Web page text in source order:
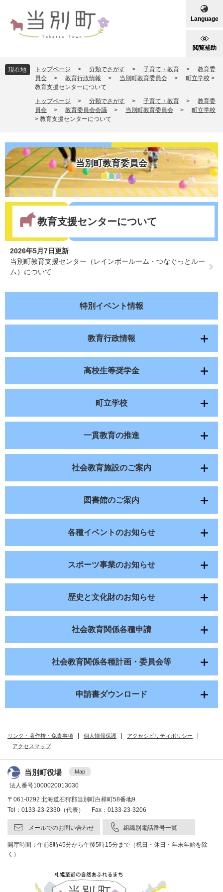
でば
Language
閲覧補助
現在地 トップページ > 分類でさがす > 子育て・教育 >
教育委
員会
> 教育行政情報 > 当別町教育委員会 > 町立学校 >
教育支援センターについて
トップページ
> 分類でさがす > 子育て・教育 >
教育委
員会
> 教育委員会会議 > 当別町教育委員会 >
町立学校
> 教育支援センターについて
当別町教育委員会
教育支援センターについて
2026年5月7日更新
当別町教育支援センター（レインボールーム・つなぐっとルー
ム）について
特別イベント情報
教育行政情報
高校生等奨学金
町立学校
一貫教育の推進
社会教育施設のご案内
図書館のご案内
各種イベントのお知らせ
スポーツ事業のお知らせ
歴史と文化財のお知らせ
社会教育関係各種申請
社会教育関係各種計画・委員会等
申請書ダウンロード
リンク・著作権・免責事項 個人情報保護
アクセシビリティポリシー
アクセスマップ
当別町役場 Map
法人番号1000020013030
〒061-0292 北海道石狩郡当別町白樺町58番地9
Tel：0133-23-2330（代表） Fax：0133-23-3206
メールでのお問い合わせ 組織別電話番号一覧
開庁時間：午前8時45分から午後5時15分まで（祝日・休日・年末年始を除
く）